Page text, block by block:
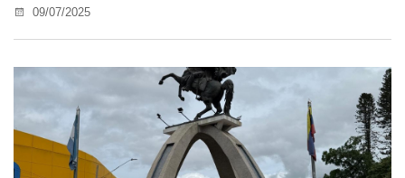
09/07/2025